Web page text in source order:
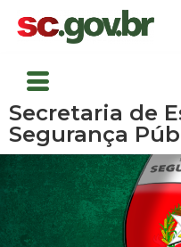
Secretaria de
Segurança